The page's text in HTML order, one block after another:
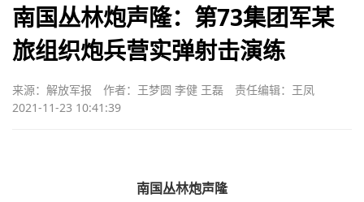
南国丛林炮声隆：第73集团军某
旅组织炮兵营实弹射击演练
来源：解放军报 作者：王梦圆 李健 王磊
责任编辑：王凤
2021-11-23 10:41:39
南国丛林炮声隆